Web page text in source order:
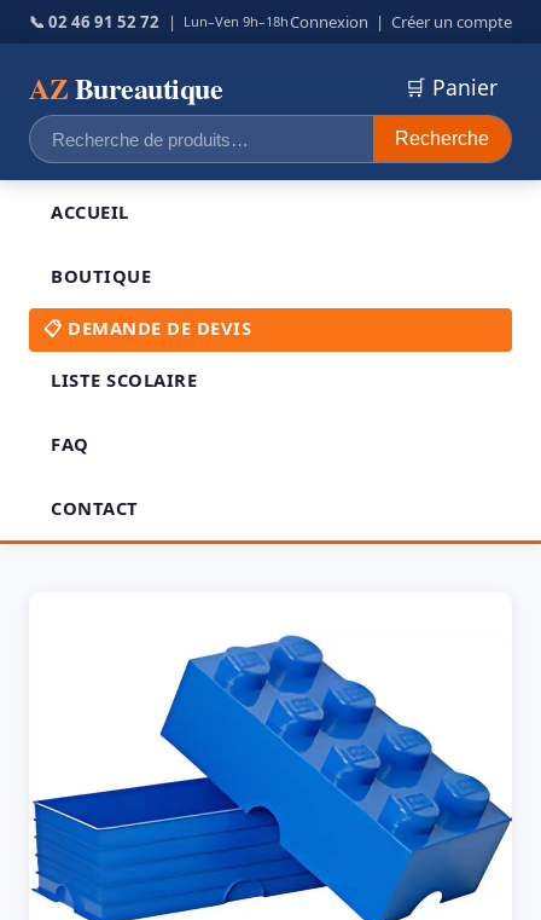
📞 02 46 91 52 72 | Lun–Ven 9h–18hConnexion | Créer un compte
AZBureautique
Recherche
pour :
Recherche
🛒 Panier
ACCUEIL
BOUTIQUE
📋 DEMANDE DE DEVIS
LISTE SCOLAIRE
FAQ
CONTACT